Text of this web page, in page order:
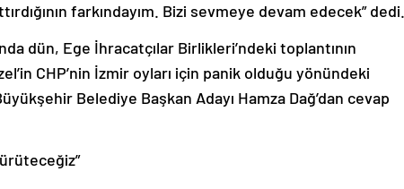
farkındayım. Bizi sevmeye devam edecek” dedi.
dün, Ege İhracatçılar Birlikleri’ndeki toplantının
CHP’nin İzmir oyları için panik olduğu yönündeki
Belediye Başkan Adayı Hamza Dağ’dan cevap